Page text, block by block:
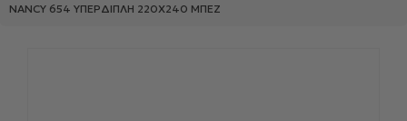
NANCY 654 ΥΠΈΡΔΙΠΛΗ 220X240 ΜΠΕΖ